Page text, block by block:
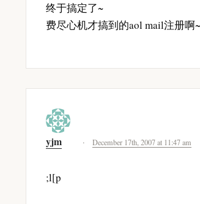
终于搞定了~
费尽心机才搞到的aol mail注册啊~
yjm December 17th, 2007 at 11:47 am
;l[p